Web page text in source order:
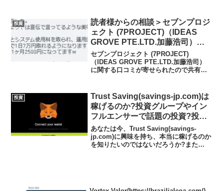
うと、ToroCapita...
投資
読者様からの相談＞セブンプロジ
ェクト (7PROJECT)（IDEAS
GROVE PTE.LTD.加藤浩司）の
情報、口コミがありました
セブンプロジェクト (7PROJECT)
（IDEAS GROVE PTE.LTD.加藤浩司）
に関する口コミが寄せられたので共有さ
美味しい話では無くて沢山のサポート代
とシ...
投資
Trust Saving(savings-jp.com)は
稼げるのか?投資グループやイン
フルエンサーで話題の投資?投資
アプリの実態や実践者の声、口コ
ミや評判を調査しました
あなたは今、Trust Saving(savings-
jp.com)に興味を持ち、本当に稼げるのか
を知りたいのではないだろうか?また